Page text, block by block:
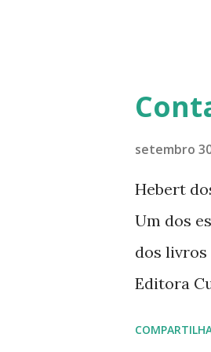
setembro
Hebert
Um dos
dos
Editora